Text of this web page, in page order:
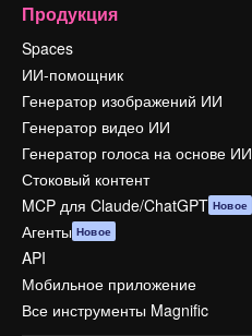
Продукция
Spaces
ИИ-помощник
Генератор изображений ИИ
Генератор видео ИИ
Генератор голоса на основе ИИ
Стоковый контент
MCP для Claude/ChatGPT Новое
Агенты Новое
API
Мобильное приложение
Все инструменты Magnific